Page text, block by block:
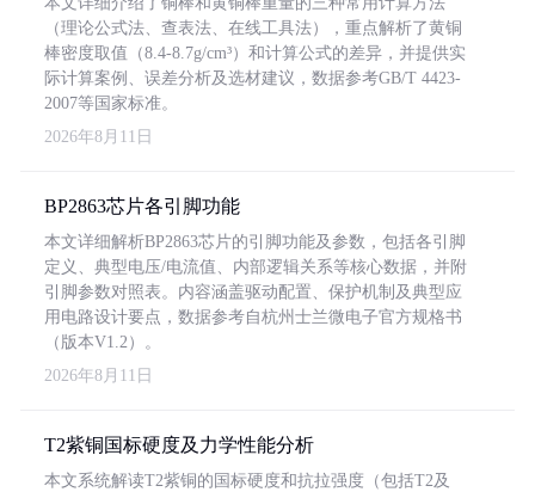
（理论公式法、查表法、在线工具法），重点解析了黄铜
棒密度取值（8.4-8.7g/cm³）和计算公式的差异，并提供实
际计算案例、误差分析及选材建议，数据参考GB/T 4423-
2007等国家标准。
2026年8月11日
BP2863芯片各引脚功能
本文详细解析BP2863芯片的引脚功能及参数，包括各引脚
定义、典型电压/电流值、内部逻辑关系等核心数据，并附
引脚参数对照表。内容涵盖驱动配置、保护机制及典型应
用电路设计要点，数据参考自杭州士兰微电子官方规格书
（版本V1.2）。
2026年8月11日
T2紫铜国标硬度及力学性能分析
本文系统解读T2紫铜的国标硬度和抗拉强度（包括T2及